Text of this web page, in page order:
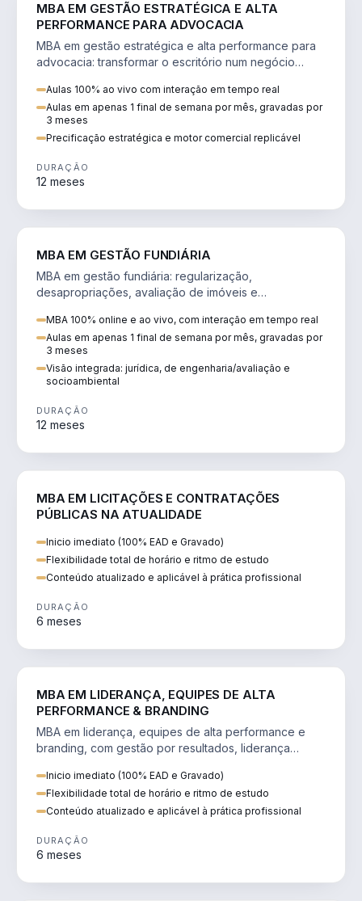
MBA EM GESTÃO ESTRATÉGICA E ALTA
PERFORMANCE PARA ADVOCACIA
MBA em gestão estratégica e alta performance para
advocacia: transformar o escritório num negócio
Aulas 100% ao vivo com interação em tempo real
Aulas em apenas 1 final de semana por mês, gravadas por
3 meses
Precificação estratégica e motor comercial replicável
DURAÇÃO
12 meses
MBA EM GESTÃO FUNDIÁRIA
MBA em gestão fundiária: regularização,
desapropriações, avaliação de imóveis e
MBA 100% online e ao vivo, com interação em tempo real
Aulas em apenas 1 final de semana por mês, gravadas por
3 meses
Visão integrada: jurídica, de engenharia/avaliação e
socioambiental
DURAÇÃO
12 meses
MBA EM LICITAÇÕES E CONTRATAÇÕES
PÚBLICAS NA ATUALIDADE
Inicio imediato (100% EAD e Gravado)
Flexibilidade total de horário e ritmo de estudo
Conteúdo atualizado e aplicável à prática profissional
DURAÇÃO
6 meses
MBA EM LIDERANÇA, EQUIPES DE ALTA
PERFORMANCE & BRANDING
MBA em liderança, equipes de alta performance e
branding, com gestão por resultados, liderança
Inicio imediato (100% EAD e Gravado)
Flexibilidade total de horário e ritmo de estudo
Conteúdo atualizado e aplicável à prática profissional
DURAÇÃO
6 meses